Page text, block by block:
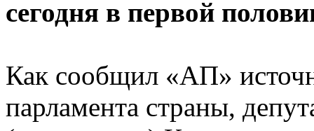
сегодня в первой
Как сообщил «АП»
парламента страны,